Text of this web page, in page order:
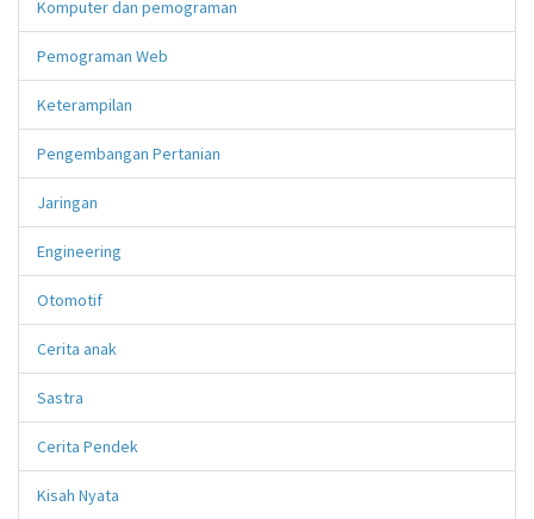
Komputer dan pemograman
Pemograman Web
Keterampilan
Pengembangan Pertanian
Jaringan
Engineering
Otomotif
Cerita anak
Sastra
Cerita Pendek
Kisah Nyata